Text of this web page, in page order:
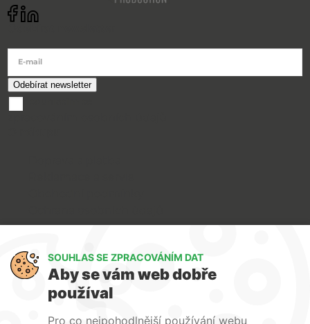
E-mail
O nás
Kontakty
SOUHLAS SE ZPRACOVÁNÍM DAT
Aby se vám web dobře
používal
Pro co nejpohodlnější používání webu